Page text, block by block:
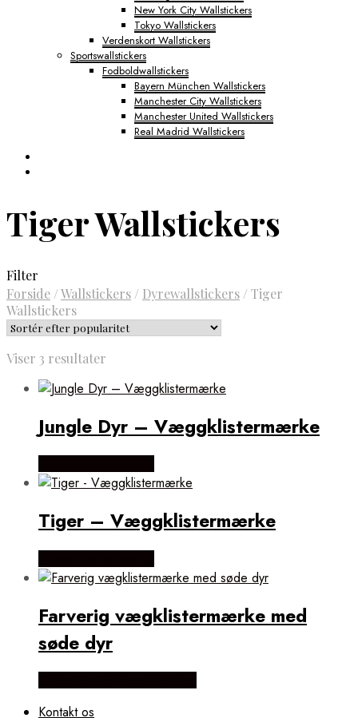
New York City Wallstickers
Tokyo Wallstickers
Verdenskort Wallstickers
Sportswallstickers
Fodboldwallstickers
Bayern München Wallstickers
Manchester City Wallstickers
Manchester United Wallstickers
Real Madrid Wallstickers
Tiger Wallstickers
Filter
Forside /Wallstickers / Dyrewallstickers / Tiger
Wallstickers
Viser 3 resultater
popularitet
Jungle Dyr – Væggklistermærke
Tiger – Væggklistermærke
Farverig vægklistermærke med
søde dyr
Kontakt os